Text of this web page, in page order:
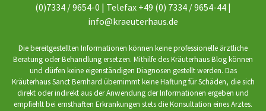
(0)7334 / 9654-0 | Telefax +49 (0) 7334 / 9654-44 |
info@kraeuterhaus.de
Die bereitgestellten Informationen können keine professionelle ärztliche
Beratung oder Behandlung ersetzen. Mithilfe des Kräuterhaus Blog können
und dürfen keine eigenständigen Diagnosen gestellt werden. Das
Kräuterhaus Sanct Bernhard übernimmt keine Haftung für Schäden, die sich
direkt oder indirekt aus der Anwendung der Informationen ergeben und
empfiehlt bei ernsthaften Erkrankungen stets die Konsultation eines Arztes.